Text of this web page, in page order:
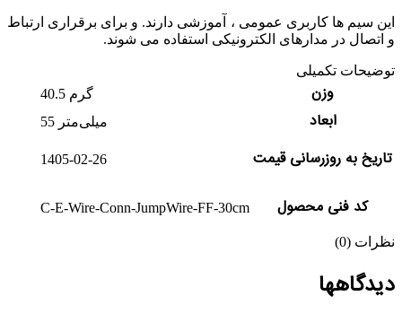
این سیم ها کاربری عمومی ، آموزشی دارند. و برای برقراری ارتباط
و اتصال در مدارهای الکترونیکی استفاده می شوند.
توضیحات تکمیلی
وزن 40.5 گرم
ابعاد 55 میلی‌متر
تاریخ به روزرسانی قیمت 1405-02-26
کد فنی محصول C-E-Wire-Conn-JumpWire-FF-30cm
نظرات (0)
دیدگاهها